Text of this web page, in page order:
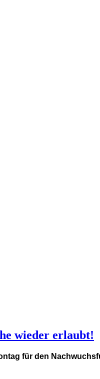
wieder erlaubt!
für den